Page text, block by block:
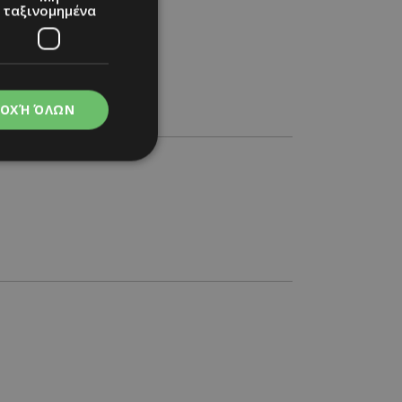
ταξινομημένα
ΌΛΩΝ
cookies.
δηλαδή να
στον χρήστη
όπως είναι το
τη διάκριση